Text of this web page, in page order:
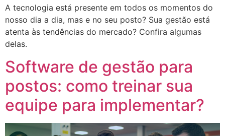
A tecnologia está presente em todos os momentos do
nosso dia a dia, mas e no seu posto? Sua gestão está
atenta às tendências do mercado? Confira algumas
delas.
Software de gestão para
postos: como treinar sua
equipe para implementar?